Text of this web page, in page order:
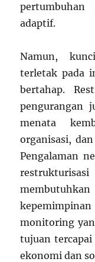
adaptif.
Namun,
terletak pada
bertahap.
pengurangan
menata
organisasi,
Pengalaman
monitoring
tujuan
ekonomi dan